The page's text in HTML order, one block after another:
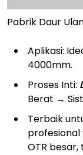
Pabrik Daur
Aplikasi:
4000mm.
Proses Inti:
Berat →
Terbaik
OTR